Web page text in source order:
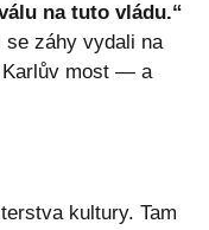
na tuto vládu.“
záhy vydali na
Karlův most — a
kultury. Tam